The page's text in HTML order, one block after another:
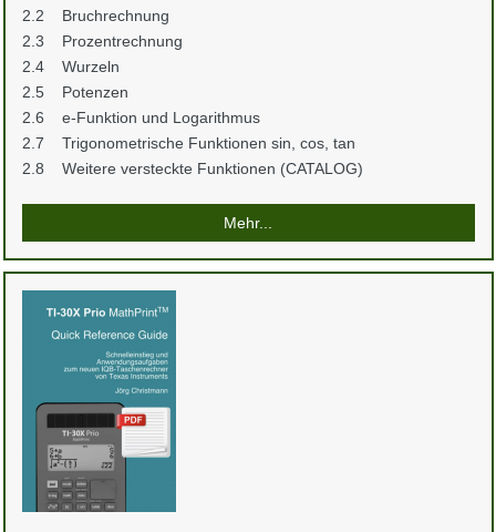
2.2 Bruchrechnung
2.3 Prozentrechnung
2.4 Wurzeln
2.5 Potenzen
2.6 e-Funktion und Logarithmus
2.7 Trigonometrische Funktionen sin, cos, tan
2.8 Weitere versteckte Funktionen (CATALOG)
Mehr...